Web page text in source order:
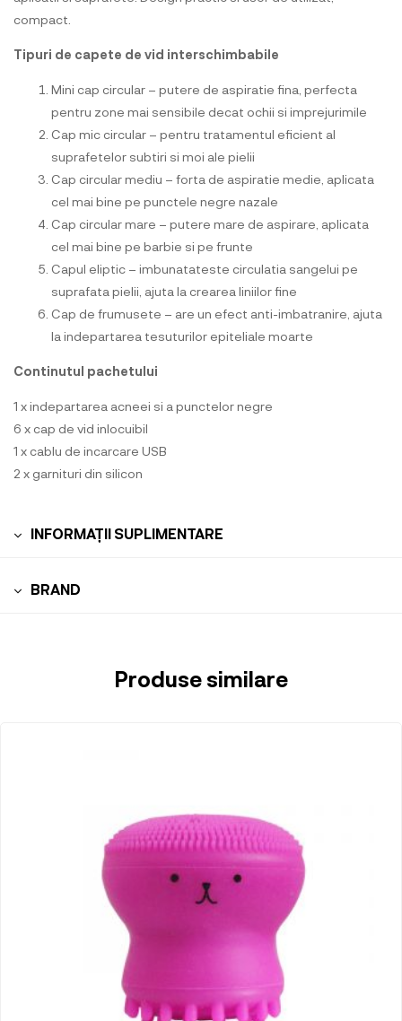
compact.
Tipuri de capete de vid interschimbabile
Mini cap circular – putere de aspiratie fina, perfecta
pentru zone mai sensibile decat ochii si imprejurimile
Cap mic circular – pentru tratamentul eficient al
suprafetelor subtiri si moi ale pielii
Cap circular mediu – forta de aspiratie medie, aplicata
cel mai bine pe punctele negre nazale
Cap circular mare – putere mare de aspirare, aplicata
cel mai bine pe barbie si pe frunte
Capul eliptic – imbunatateste circulatia sangelui pe
suprafata pielii, ajuta la crearea liniilor fine
Cap de frumusete – are un efect anti-imbatranire, ajuta
la indepartarea tesuturilor epiteliale moarte
Continutul pachetului
1 x indepartarea acneei si a punctelor negre
6 x cap de vid inlocuibil
1 x cablu de incarcare USB
2 x garnituri din silicon
INFORMAȚII SUPLIMENTARE
BRAND
Produse similare